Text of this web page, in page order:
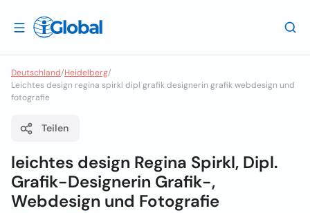
Deutschland/Heidelberg/
Leichtes design regina spirkl dipl grafik designerin grafik webdesign und
fotografie
Teilen
leichtes design Regina Spirkl, Dipl.
Grafik-Designerin Grafik-,
Webdesign und Fotografie